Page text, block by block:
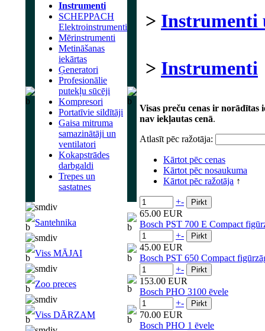
Instrumenti
SCHEPPACH
Elektroinstrumenti
Mērinstrumenti
Metināšanas
iekārtas
Ģeneratori
Profesionālie
putekļu sūcēji
Kompresori
Portatīvie sildītāji
Gaisa mitruma
samazinātāji un
ventilatori
Kokapstrādes
darbgaldi
Trepes un
sastatnes
Santehnika
Viss MĀJAI
Zoo preces
Viss DĀRZAM
> Instrumenti
> Instrumenti
Visas preču cenas ir norādītas
nav iekļautas cenā.
Atlasīt pēc ražotāja:
Kārtot pēc cenas
Kārtot pēc nosaukuma
Kārtot pēc ražotāja ↑
+-
65.00 EUR
Bosch PST 700 E Compact
+-
45.00 EUR
Bosch PST 650 Compact
+-
153.00 EUR
Bosch PHO 3100 ēvele
+-
70.00 EUR
Bosch PHO 1 ēvele